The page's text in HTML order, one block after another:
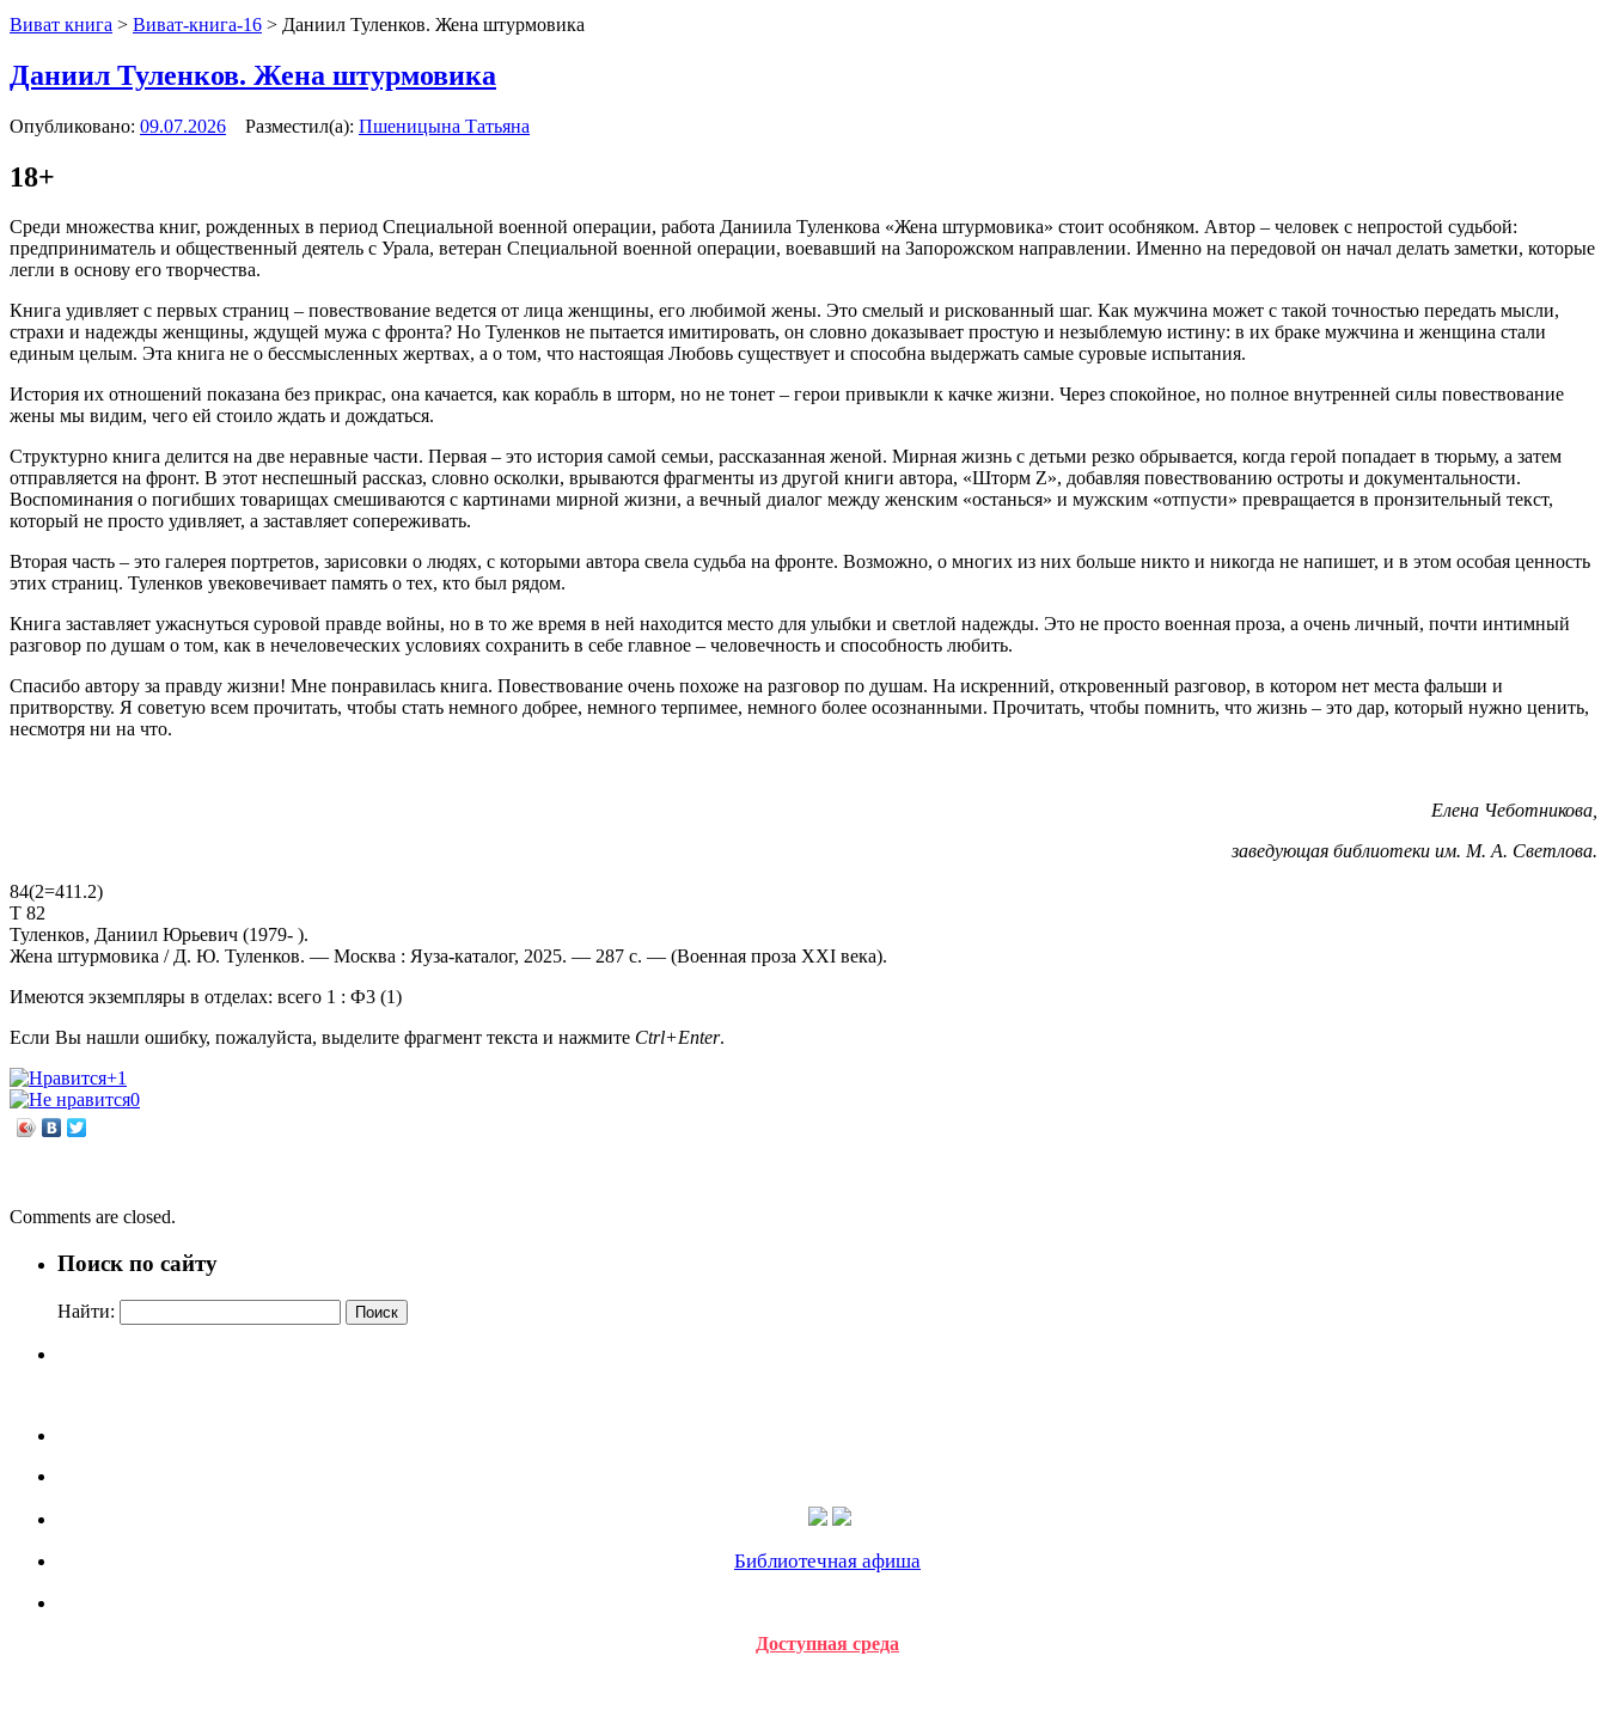
Виват книга > Виват-книга-16 > Даниил Туленков. Жена штурмовика
Даниил Туленков. Жена штурмовика
Опубликовано: 09.07.2026 Разместил(а): Пшеницына Татьяна
18+
Среди множества книг, рожденных в период Специальной военной операции, работа Даниила Туленкова «Жена штурмовика» стоит особняком. Автор – человек с непростой судьбой:
предприниматель и общественный деятель с Урала, ветеран Специальной военной операции, воевавший на Запорожском направлении. Именно на передовой он начал делать заметки, которые
легли в основу его творчества.
Книга удивляет с первых страниц – повествование ведется от лица женщины, его любимой жены. Это смелый и рискованный шаг. Как мужчина может с такой точностью передать мысли,
страхи и надежды женщины, ждущей мужа с фронта? Но Туленков не пытается имитировать, он словно доказывает простую и незыблемую истину: в их браке мужчина и женщина стали
единым целым. Эта книга не о бессмысленных жертвах, а о том, что настоящая Любовь существует и способна выдержать самые суровые испытания.
История их отношений показана без прикрас, она качается, как корабль в шторм, но не тонет – герои привыкли к качке жизни. Через спокойное, но полное внутренней силы повествование
жены мы видим, чего ей стоило ждать и дождаться.
Структурно книга делится на две неравные части. Первая – это история самой семьи, рассказанная женой. Мирная жизнь с детьми резко обрывается, когда герой попадает в тюрьму, а затем
отправляется на фронт. В этот неспешный рассказ, словно осколки, врываются фрагменты из другой книги автора, «Шторм Z», добавляя повествованию остроты и документальности.
Воспоминания о погибших товарищах смешиваются с картинами мирной жизни, а вечный диалог между женским «останься» и мужским «отпусти» превращается в пронзительный текст,
который не просто удивляет, а заставляет сопереживать.
Вторая часть – это галерея портретов, зарисовки о людях, с которыми автора свела судьба на фронте. Возможно, о многих из них больше никто и никогда не напишет, и в этом особая ценность
этих страниц. Туленков увековечивает память о тех, кто был рядом.
Книга заставляет ужаснуться суровой правде войны, но в то же время в ней находится место для улыбки и светлой надежды. Это не просто военная проза, а очень личный, почти интимный
разговор по душам о том, как в нечеловеческих условиях сохранить в себе главное – человечность и способность любить.
Спасибо автору за правду жизни! Мне понравилась книга. Повествование очень похоже на разговор по душам. На искренний, откровенный разговор, в котором нет места фальши и
притворству. Я советую всем прочитать, чтобы стать немного добрее, немного терпимее, немного более осознанными. Прочитать, чтобы помнить, что жизнь – это дар, который нужно ценить,
несмотря ни на что.
Елена Чеботникова,
заведующая библиотеки им. М. А. Светлова.
84(2=411.2)
Т 82
Туленков, Даниил Юрьевич (1979- ).
Жена штурмовика / Д. Ю. Туленков. — Москва : Яуза-каталог, 2025. — 287 с. — (Военная проза XXI века).
Имеются экземпляры в отделах: всего 1 : Ф3 (1)
Если Вы нашли ошибку, пожалуйста, выделите фрагмент текста и нажмите Ctrl+Enter.
+1
0
Comments are closed.
Поиск по сайту
Найти:
Библиотечная афиша
Доступная среда